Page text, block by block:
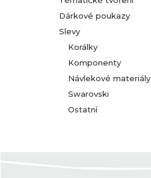
Dárkové poukazy
Slevy
Korálky
Komponenty
Návlekové materiály
Swarovski
Ostatní